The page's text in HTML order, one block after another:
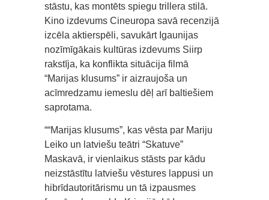
stāstu, kas montēts spiegu trillera stilā.
Kino izdevums Cineuropa savā recenzijā
izcēla aktierspēli, savukārt Igaunijas
nozīmīgākais kultūras izdevums Siirp
rakstīja, ka konflikta situācija filmā
“Marijas klusums” ir aizraujoša un
acīmredzamu iemeslu dēļ arī baltiešiem
saprotama.
““Marijas klusums”, kas vēsta par Mariju
Leiko un latviešu teātri “Skatuve”
Maskavā, ir vienlaikus stāsts par kādu
neizstāstītu latviešu vēstures lappusi un
hibrīdautoritārismu un tā izpausmes